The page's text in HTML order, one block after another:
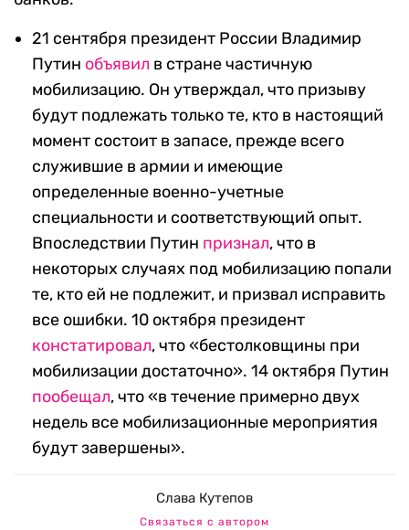
21 сентября президент России Владимир
Путин объявил в стране частичную
мобилизацию. Он утверждал, что призыву
будут подлежать только те, кто в настоящий
момент состоит в запасе, прежде всего
служившие в армии и имеющие
определенные военно-учетные
специальности и соответствующий опыт.
Впоследствии Путин признал, что в
некоторых случаях под мобилизацию попали
те, кто ей не подлежит, и призвал исправить
все ошибки. 10 октября президент
констатировал, что «бестолковщины при
мобилизации достаточно». 14 октября Путин
пообещал, что «в течение примерно двух
недель все мобилизационные мероприятия
будут завершены».
Слава Кутепов
Связаться с автором